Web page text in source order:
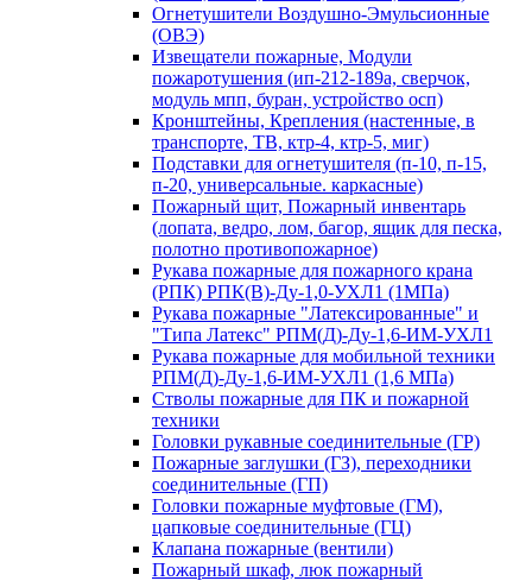
Огнетушители Воздушно-Эмульсионные
(ОВЭ)
Извещатели пожарные, Модули
пожаротушения (ип-212-189а, сверчок,
модуль мпп, буран, устройство осп)
Кронштейны, Крепления (настенные, в
транспорте, ТВ, ктр-4, ктр-5, миг)
Подставки для огнетушителя (п-10, п-15,
п-20, универсальные. каркасные)
Пожарный щит, Пожарный инвентарь
(лопата, ведро, лом, багор, ящик для песка,
полотно противопожарное)
Рукава пожарные для пожарного крана
(РПК) РПК(В)-Ду-1,0-УХЛ1 (1МПа)
Рукава пожарные "Латексированные" и
"Типа Латекс" РПМ(Д)-Ду-1,6-ИМ-УХЛ1
Рукава пожарные для мобильной техники
РПМ(Д)-Ду-1,6-ИМ-УХЛ1 (1,6 МПа)
Стволы пожарные для ПК и пожарной
техники
Головки рукавные соединительные (ГР)
Пожарные заглушки (ГЗ), переходники
соединительные (ГП)
Головки пожарные муфтовые (ГМ),
цапковые соединительные (ГЦ)
Клапана пожарные (вентили)
Пожарный шкаф, люк пожарный